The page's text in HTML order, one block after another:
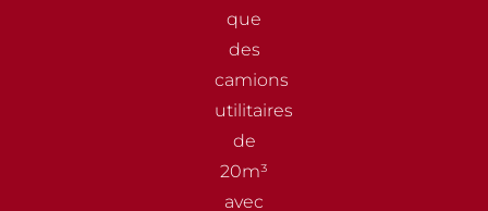
que
des
camions
utilitaires
de
20m³
avec